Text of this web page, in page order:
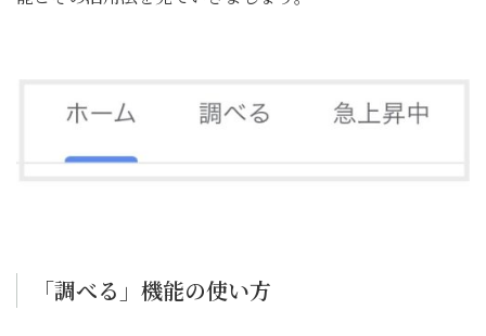
「調べる」機能の使い方